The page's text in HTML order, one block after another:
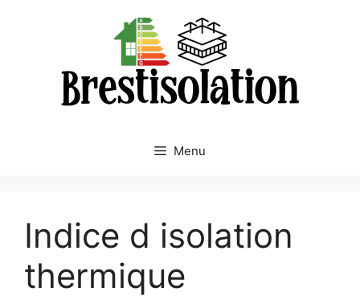
Menu
Indice d isolation
thermique